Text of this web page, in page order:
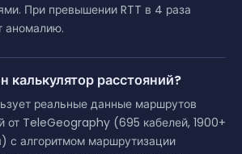
При превышении RTT в 4 раза
аномалию.
калькулятор расстояний?
реальные данные маршрутов
от TeleGeography (695 кабелей, 1900+
с алгоритмом маршрутизации